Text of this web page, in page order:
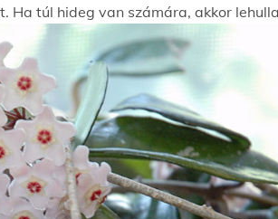
túl hideg van számára, akkor